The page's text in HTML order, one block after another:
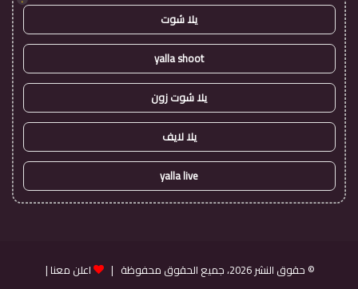
يلا شوت
yalla shoot
يلا شوت زون
يلا لايف
yalla live
© حقوق النشر 2026، جميع الحقوق محفوظة | اعلن معنا |